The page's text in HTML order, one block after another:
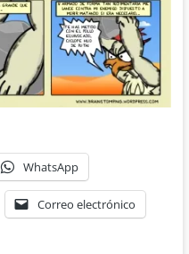
WhatsApp
Correo electrónico